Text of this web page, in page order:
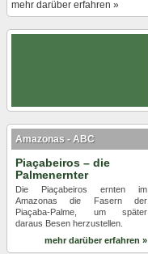
mehr darüber erfahren »
Amazonas - ABC
Piaçabeiros – die
Palmenernter
Die Piaçabeiros ernten im
Amazonas die Fasern der
Piaçaba-Palme, um später
daraus Besen herzustellen.
mehr darüber erfahren »